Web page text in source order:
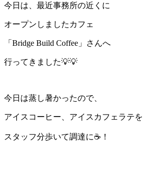
今日は、最近事務所の近くに
オープンしましたカフェ
「Bridge Build Coffee」さんへ
行ってきました💡💡
今日は蒸し暑かったので、
アイスコーヒー、アイスカフェラテを
スタッフ分歩いて調達に☕️！